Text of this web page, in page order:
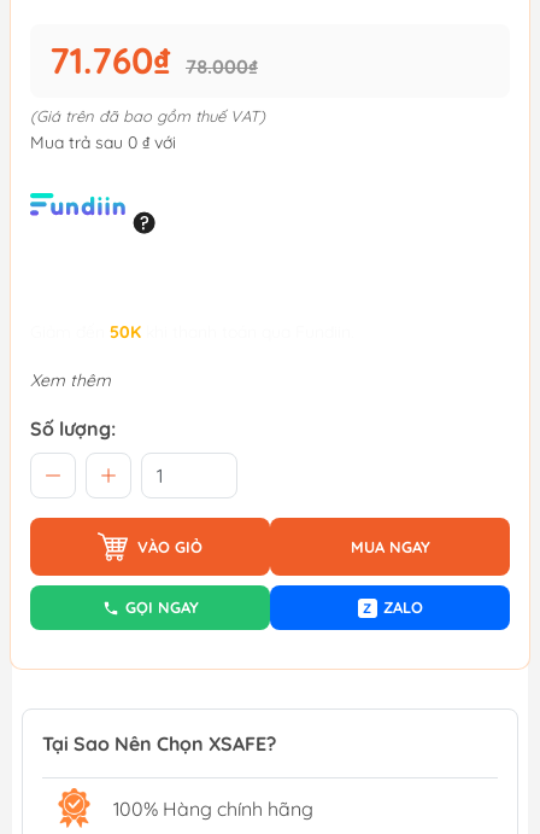
71.760₫ 78.000₫
(Giá trên đã bao gồm thuế VAT)
Mua trả sau 0 ₫ với
50K
Xem thêm
Số lượng:
VÀO GIỎ MUA NGAY
GỌI NGAY Z ZALO
Tại Sao Nên Chọn XSAFE?
100% Hàng chính hãng